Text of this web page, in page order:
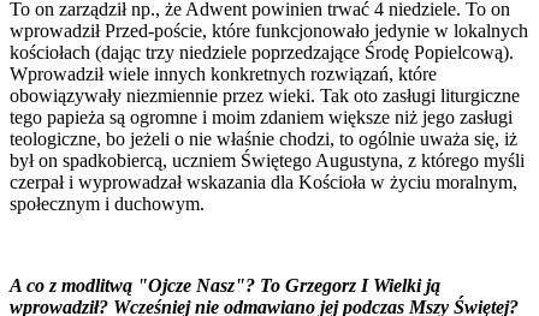
To on zarządził np., że Adwent powinien trwać 4 niedziele. To on
wprowadził Przed-poście, które funkcjonowało jedynie w lokalnych
kościołach (dając trzy niedziele poprzedzające Środę Popielcową).
Wprowadził wiele innych konkretnych rozwiązań, które
obowiązywały niezmiennie przez wieki. Tak oto zasługi liturgiczne
tego papieża są ogromne i moim zdaniem większe niż jego zasługi
teologiczne, bo jeżeli o nie właśnie chodzi, to ogólnie uważa się, iż
był on spadkobiercą, uczniem Świętego Augustyna, z którego myśli
czerpał i wyprowadzał wskazania dla Kościoła w życiu moralnym,
społecznym i duchowym.
A co z modlitwą "Ojcze Nasz"? To Grzegorz I Wielki ją
wprowadził? Wcześniej nie odmawiano jej podczas Mszy Świętej?